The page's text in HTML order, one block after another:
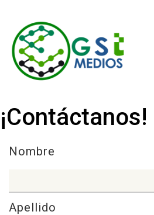
¡Contáctanos!
Nombre
Apellido